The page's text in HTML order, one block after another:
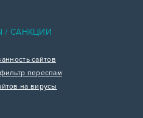
/ САНКЦИИ
сайтов
переспам
на вирусы